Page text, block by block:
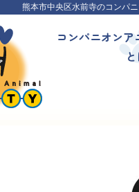
熊本市中央区水前寺のコンパ
コンパニオンア